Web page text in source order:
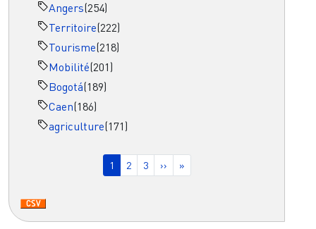
Angers(254)
Territoire(222)
Tourisme(218)
Mobilité(201)
Bogotá(189)
Caen(186)
agriculture(171)
Page courante
1 Page
2 Page
3 Page suivante
›› Dernière page
»